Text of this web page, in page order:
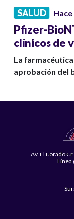
SALUD Hace
Pfizer-
clínicos de
La
aprobación del
Av. El Dorado
Línea